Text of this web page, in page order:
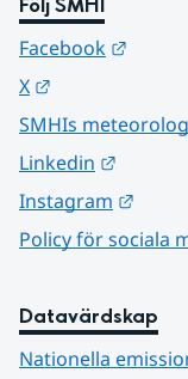
Facebook
X
SMHIs
Linkedin
Instagram
Policy för sociala
Datavärdskap
Nationella